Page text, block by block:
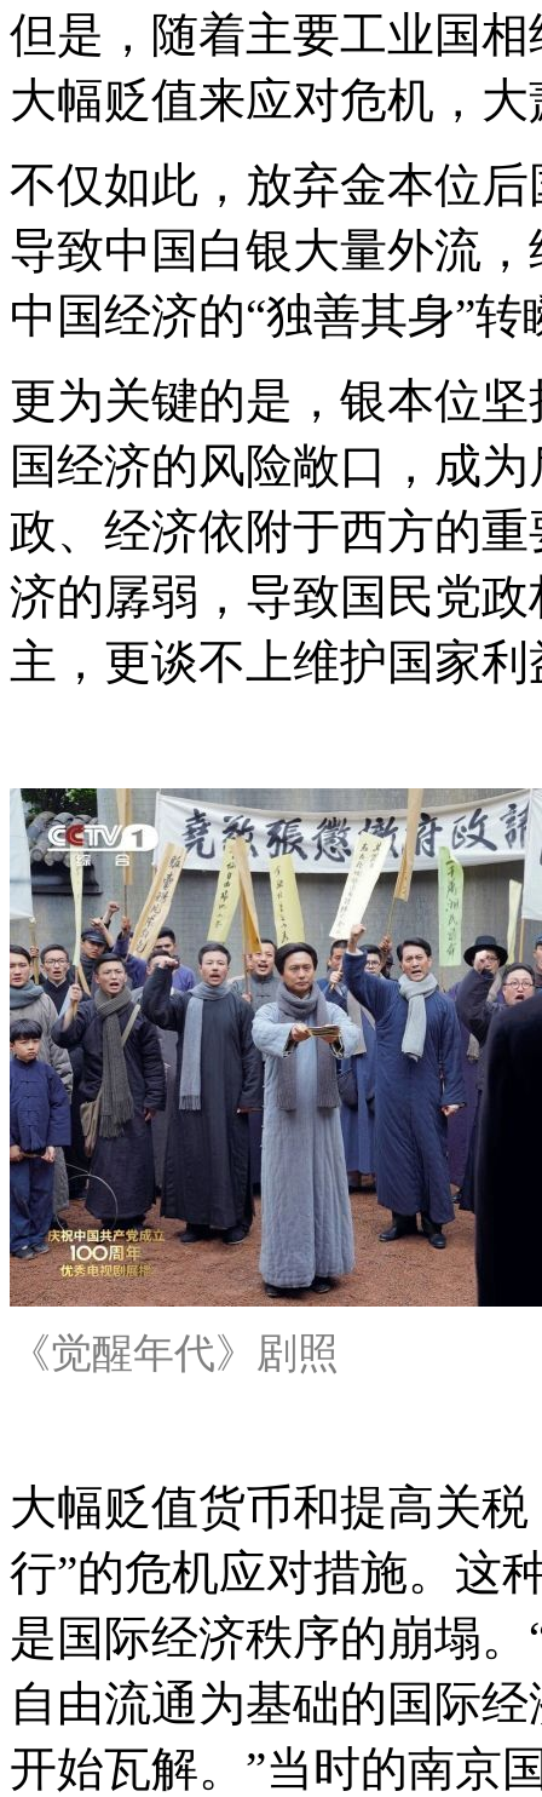
但是，随着主要工业国
大幅贬值来应对危机，
不仅如此，放弃金本位
导致中国白银大量外流
中国经济的“独善其身”转
更为关键的是，银本位
国经济的风险敞口，成
政、经济依附于西方的
济的孱弱，导致国民党
主，更谈不上维护国家利
《觉醒年代》剧照
大幅贬值货币和提高关
行”的危机应对措施。这
是国际经济秩序的崩塌
自由流通为基础的国际
开始瓦解。”当时的南京